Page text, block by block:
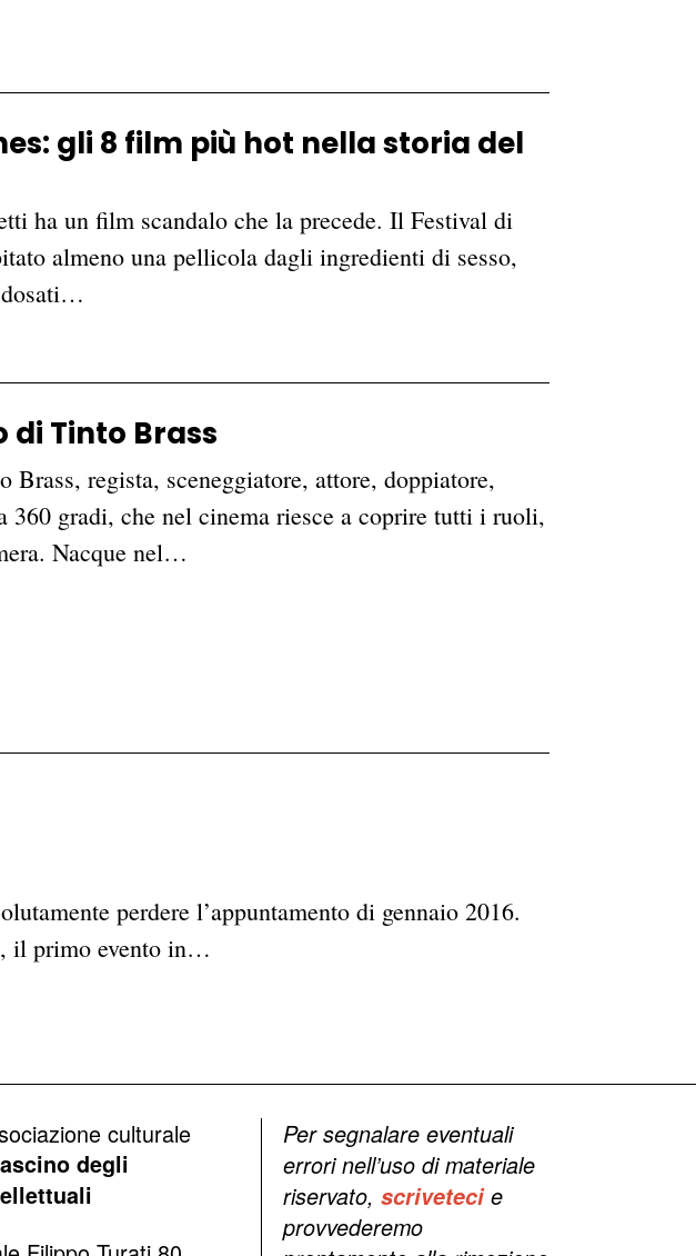
gli 8 film più hot nella storia del
ha un film scandalo che la precede. Il Festival di
almeno una pellicola dagli ingredienti di sesso,
dosati…
di Tinto Brass
regista, sceneggiatore, attore, doppiatore,
gradi, che nel cinema riesce a coprire tutti i ruoli,
Nacque nel…
perdere l’appuntamento di gennaio 2016.
il primo evento in…
culturale
degli
Per segnalare eventuali
errori nell’uso di materiale
riservato, scriveteci e
provvederemo